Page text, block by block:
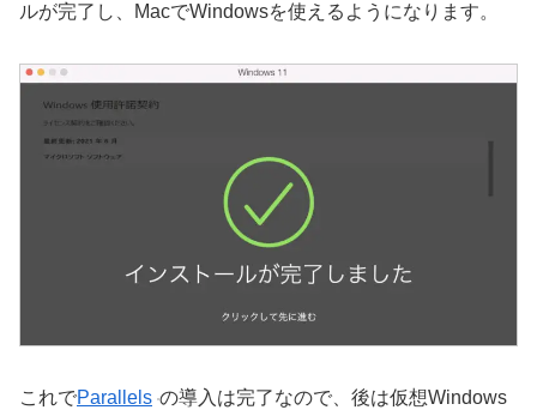
ルが完了し、MacでWindowsを使えるようになります。
これでParallels の導入は完了なので、後は仮想Windows